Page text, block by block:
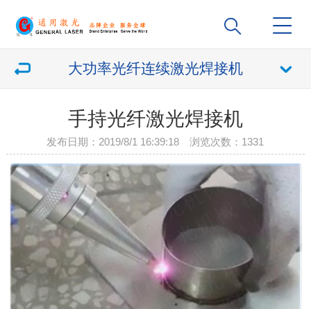
大功率光纤连续激光焊接机
手持光纤激光焊接机
发布日期：2019/8/1 16:39:18 浏览次数： 1331